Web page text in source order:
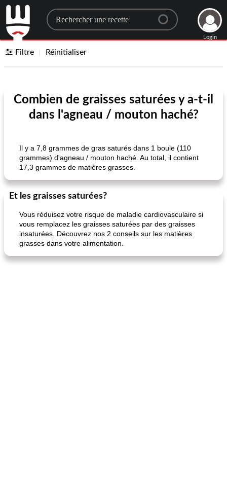
Search for a recipe
Login
Filtre Réinitialiser
Combien de graisses saturées y a-t-il
dans l'agneau / mouton haché?
Il y a 7,8 grammes de gras saturés dans 1 boule (110
grammes) d'agneau / mouton haché. Au total, il contient
17,3 grammes de matières grasses.
Et les graisses saturées?
Vous réduisez votre risque de maladie cardiovasculaire si
vous remplacez les graisses saturées par des graisses
insaturées. Découvrez nos 2 conseils sur les matières
grasses dans votre alimentation.